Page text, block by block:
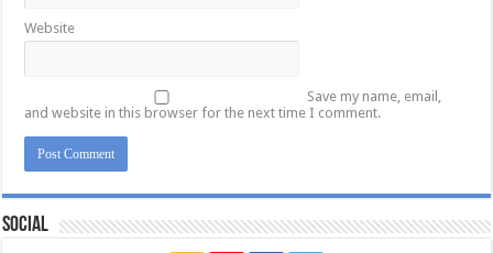
Website
Save my name, email,
and website in this browser for the next time I comment.
Social